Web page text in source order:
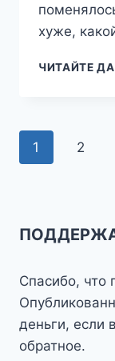
хуже,
ЧИТАЙТЕ
1 2
Спасибо, что
деньги, если
обратное.